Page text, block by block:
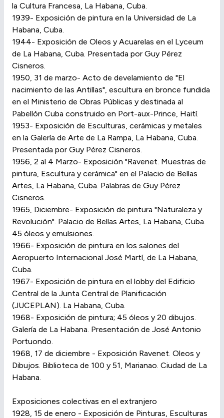
la Cultura Francesa, La Habana, Cuba.
1939- Exposición de pintura en la Universidad de La
Habana, Cuba.
1944- Exposición de Oleos y Acuarelas en el Lyceum
de La Habana, Cuba. Presentada por Guy Pérez
Cisneros.
1950, 31 de marzo- Acto de develamiento de "El
nacimiento de las Antillas", escultura en bronce fundida
en el Ministerio de Obras Públicas y destinada al
Pabellón Cuba construido en Port-aux-Prince, Haití.
1953- Exposición de Esculturas, cerámicas y metales
en la Galería de Arte de La Rampa, La Habana, Cuba.
Presentada por Guy Pérez Cisneros.
1956, 2 al 4 Marzo- Exposición "Ravenet. Muestras de
pintura, Escultura y cerámica" en el Palacio de Bellas
Artes, La Habana, Cuba. Palabras de Guy Pérez
Cisneros.
1965, Diciembre- Exposición de pintura "Naturaleza y
Revolución". Palacio de Bellas Artes, La Habana, Cuba.
45 óleos y emulsiones.
1966- Exposición de pintura en los salones del
Aeropuerto Internacional José Martí, de La Habana,
Cuba.
1967- Exposición de pintura en el lobby del Edificio
Central de la Junta Central de Planificación
(JUCEPLAN). La Habana, Cuba.
1968- Exposición de pintura; 45 óleos y 20 dibujos.
Galería de La Habana. Presentación de José Antonio
Portuondo.
1968, 17 de diciembre - Exposición Ravenet. Oleos y
Dibujos. Biblioteca de 100 y 51, Marianao. Ciudad de La
Habana.
Exposiciones colectivas en el extranjero
1928, 15 de enero - Exposición de Pinturas, Esculturas